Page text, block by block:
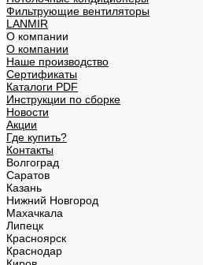
Фильтрующие вентиляторы
LANMIR
О компании
О компании
Наше производство
Сертификаты
Каталоги PDF
Инструкции по сборке
Новости
Акции
Где купить?
Контакты
Волгоград
Саратов
Казань
Нижний Новгород
Махачкала
Липецк
Красноярск
Краснодар